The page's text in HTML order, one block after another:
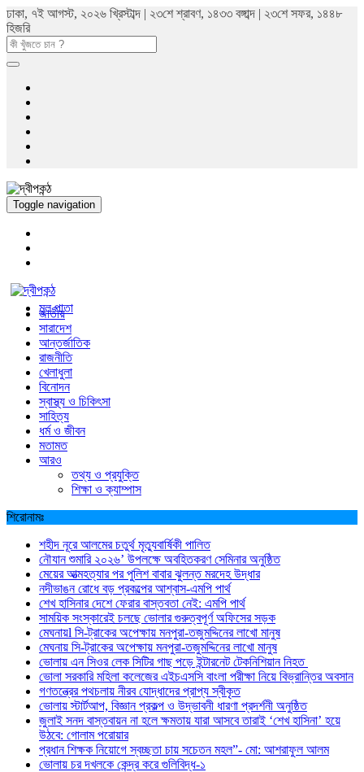
ঢাকা, ৭ই আগস্ট, ২০২৬ খ্রিস্টাব্দ | ২৩শে শ্রাবণ, ১৪৩৩ বঙ্গাব্দ | ২৩শে সফর, ১৪৪৮
হিজরি
Toggle navigation
মুল পাতা
জাতীয়
সারাদেশ
আন্তর্জাতিক
রাজনীতি
খেলাধুলা
বিনোদন
স্বাস্থ্য ও চিকিৎসা
সাহিত্য
ধর্ম ও জীবন
মতামত
আরও
তথ্য ও প্রযুক্তি
শিক্ষা ও ক্যাম্পাস
শিরোনামঃ
শহীদ নূরে আলমের চতুর্থ মৃত্যুবার্ষিকী পালিত
নৌযান শুমারি ২০২৬’ উপলক্ষে অবহিতকরণ সেমিনার অনুষ্ঠিত
মেয়ের আত্মহত্যার পর পুলিশ বাবার ঝুলন্ত মরদেহ উদ্ধার
নদীভাঙন রোধে বড় প্রকল্পের আশ্বাস-এমপি পার্থ
শেখ হাসিনার দেশে ফেরার বাস্তবতা নেই: এমপি পার্থ
সাময়িক সংস্কারেই চলছে ভোলার গুরুত্বপূর্ণ অফিসের সড়ক
মেঘনায়l সি-ট্রাকের অপেক্ষায় মনপুরা-তজুমদ্দিনের লাখো মানুষ
মেঘনায় সি-ট্রাকের অপেক্ষায় মনপুরা-তজুমদ্দিনের লাখো মানুষ
ভোলায় এন সিওর লেক সিটির গাছ পড়ে ইন্টারনেট টেকনিশিয়ান নিহত
ভোলা সরকারি মহিলা কলেজের এইচএসসি বাংলা পরীক্ষা নিয়ে বিভ্রান্তির অবসান
গণতন্ত্রের পথচলায় নীরব যোদ্ধাদের প্রাপ্য স্বীকৃত
ভোলায় স্টার্টআপ, বিজ্ঞান প্রকল্প ও উদ্ভাবনী ধারণা প্রদর্শনী অনুষ্ঠিত
জুলাই সনদ বাস্তবায়ন না হলে ক্ষমতায় যারা আসবে তারাই ‘শেখ হাসিনা’ হয়ে
উঠবে: গোলাম পরোয়ার
প্রধান শিক্ষক নিয়োগে স্বচ্ছতা চায় সচেতন মহল”- মো: আশরাফুল আলম
ভোলায় চর দখলকে কেন্দ্র করে গুলিবিদ্ধ-১